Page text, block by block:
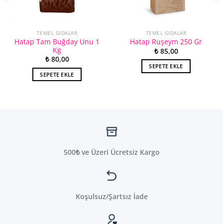
TEMEL GIDALAR
Hatap Tam Buğday Unu 1
Kg
₺80,00
SEPETE EKLE
TEMEL GIDALAR
Hatap Ruşeym 250 Gr
₺85,00
SEPETE EKLE
500₺ ve Üzeri Ücretsiz Kargo
Koşulsuz/Şartsız İade